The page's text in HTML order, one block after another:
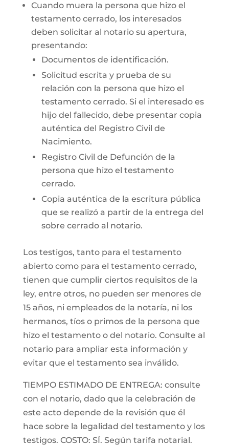
Cuando muera la persona que hizo el
testamento cerrado, los interesados
deben solicitar al notario su apertura,
presentando:
Documentos de identificación.
Solicitud escrita y prueba de su
relación con la persona que hizo el
testamento cerrado. Si el interesado es
hijo del fallecido, debe presentar copia
auténtica del Registro Civil de
Nacimiento.
Registro Civil de Defunción de la
persona que hizo el testamento
cerrado.
Copia auténtica de la escritura pública
que se realizó a partir de la entrega del
sobre cerrado al notario.
Los testigos, tanto para el testamento
abierto como para el testamento cerrado,
tienen que cumplir ciertos requisitos de la
ley, entre otros, no pueden ser menores de
15 años, ni empleados de la notaría, ni los
hermanos, tíos o primos de la persona que
hizo el testamento o del notario. Consulte al
notario para ampliar esta información y
evitar que el testamento sea inválido.
TIEMPO ESTIMADO DE ENTREGA: consulte
con el notario, dado que la celebración de
este acto depende de la revisión que él
hace sobre la legalidad del testamento y los
testigos. COSTO: SÍ. Según tarifa notarial.